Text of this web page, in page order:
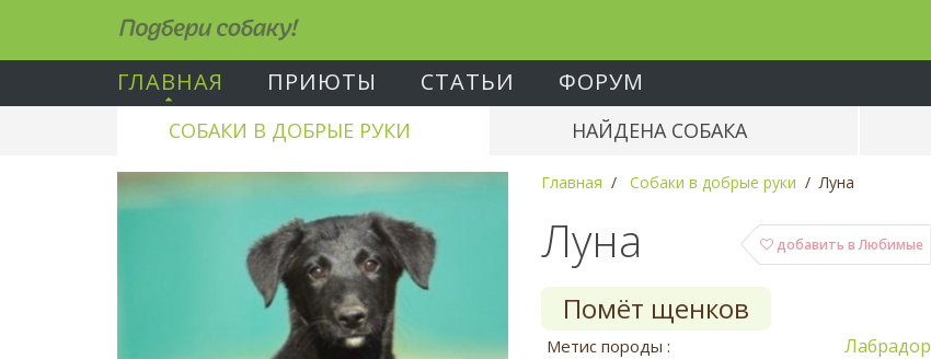
Подбери собаку!
ГЛАВНАЯ ПРИЮТЫ СТАТЬИ ФОРУМ
СОБАКИ В ДОБРЫЕ РУКИ НАЙДЕНА СОБАКА
Главная Собаки в добрые руки Луна
добавить в Любимые
Луна
Помёт щенков
Метис породы : Лабрадор